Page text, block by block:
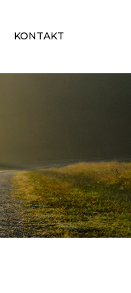
KONTAKT